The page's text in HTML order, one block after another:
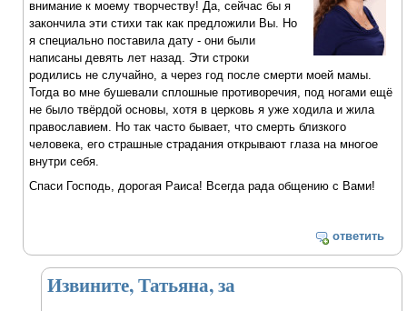
внимание к моему творчеству! Да, сейчас бы я
закончила эти стихи так как предложили Вы. Но
я специально поставила дату - они были
написаны девять лет назад. Эти строки
родились не случайно, а через год после смерти моей мамы.
Тогда во мне бушевали сплошные противоречия, под ногами ещё
не было твёрдой основы, хотя в церковь я уже ходила и жила
православием. Но так часто бывает, что смерть близкого
человека, его страшные страдания открывают глаза на многое
внутри себя.
Спаси Господь, дорогая Раиса! Всегда рада общению с Вами!
ответить
Извините, Татьяна, за